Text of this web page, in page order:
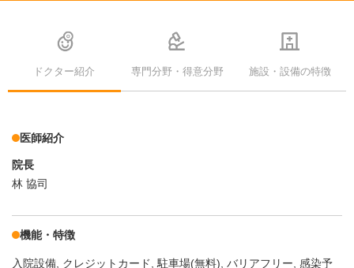
ドクター紹介 専門分野・得意分野 施設・設備の特徴
医師紹介
院長
林 協司
機能・特徴
入院設備 クレジットカード 駐車場(無料) バリアフリー 感染予